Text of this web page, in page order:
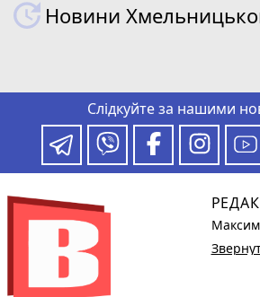
Новини
Слідкуйте за нашими